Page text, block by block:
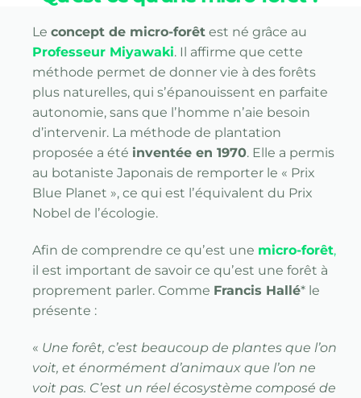
Le concept de micro-forêt est né grâce au
Professeur Miyawaki. Il affirme que cette
méthode permet de donner vie à des forêts
plus naturelles, qui sʼépanouissent en parfaite
autonomie, sans que lʼhomme nʼaie besoin
d’intervenir. La méthode de plantation
proposée a été inventée en 1970. Elle a permis
au botaniste Japonais de remporter le « Prix
Blue Planet », ce qui est lʼéquivalent du Prix
Nobel de lʼécologie.
Afin de comprendre ce quʼest une micro-forêt,
il est important de savoir ce quʼest une forêt à
proprement parler. Comme Francis Hallé* le
présente :
« Une forêt, cʼest beaucoup de plantes que lʼon
voit, et énormément dʼanimaux que lʼon ne
voit pas. Cʼest un réel écosystème composé de